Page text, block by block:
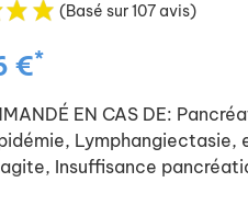
(Basé sur 107 avis)
€*
EN CAS DE:
Insuffisance